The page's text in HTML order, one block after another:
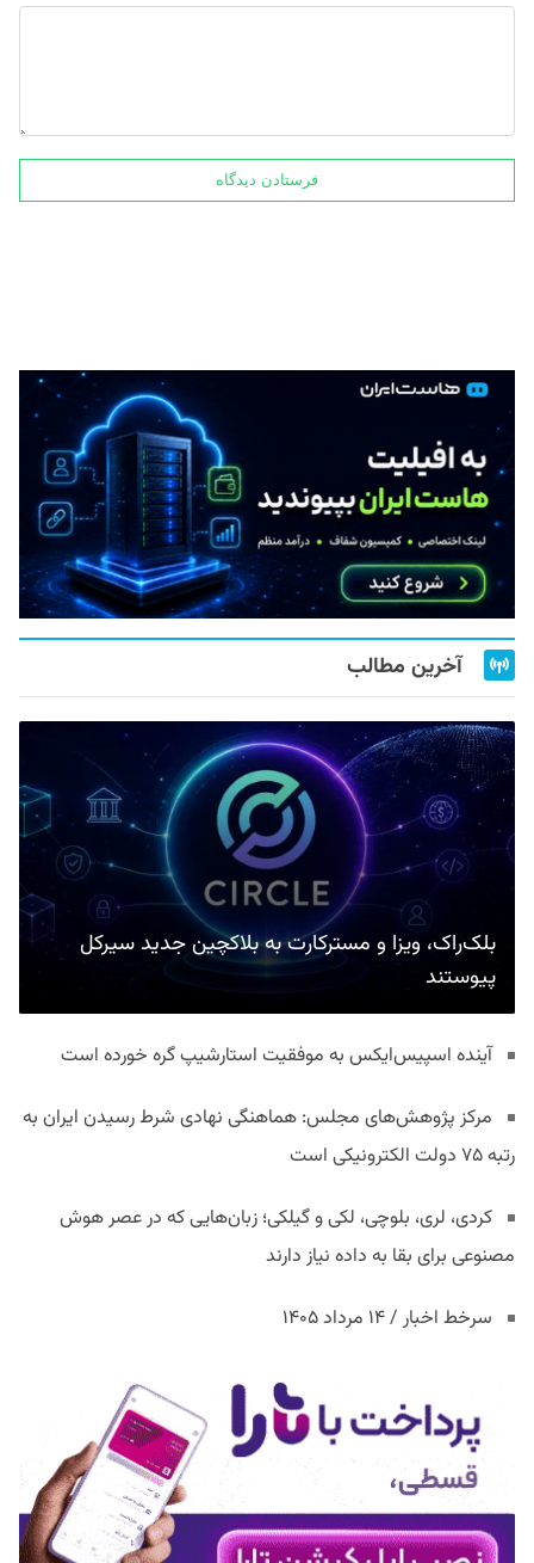
آخرین مطالب
بلک‌راک، ویزا و مسترکارت به بلاکچین جدید سیرکل
پیوستند
آینده اسپیس‌ایکس به موفقیت استارشیپ گره خورده است
مرکز پژوهش‌های مجلس: هماهنگی نهادی شرط رسیدن ایران به
رتبه ۷۵ دولت الکترونیکی است
کردی، لری، بلوچی، لکی و گیلکی؛ زبان‌هایی که در عصر هوش
مصنوعی برای بقا به داده نیاز دارند
سرخط اخبار / ۱۴ مرداد ۱۴۰۵